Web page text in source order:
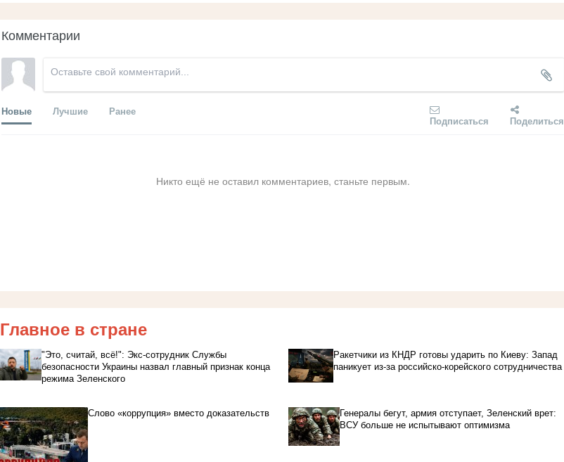
Комментарии
Новые Лучшие Ранее
Подписаться Поделиться
Никто ещё не оставил комментариев, станьте первым.
Главное в стране
"Это, считай, всё!": Экс-сотрудник Службы
безопасности Украины назвал главный признак конца
режима Зеленского
Ракетчики из КНДР готовы ударить по Киеву: Запад
паникует из-за российско-корейского сотрудничества
Слово «коррупция» вместо доказательств
Генералы бегут, армия отступает, Зеленский врет:
ВСУ больше не испытывают оптимизма